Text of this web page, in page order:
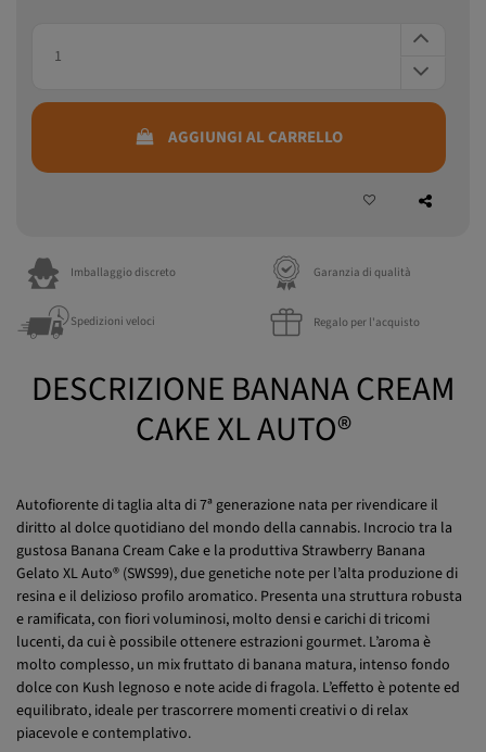
DESCRIZIONE BANANA CREAM
CAKE XL AUTO®
Autofiorente di taglia alta di 7ª generazione nata per rivendicare il
diritto al dolce quotidiano del mondo della cannabis. Incrocio tra la
gustosa Banana Cream Cake e la produttiva Strawberry Banana
Gelato XL Auto® (SWS99), due genetiche note per l’alta produzione di
resina e il delizioso profilo aromatico. Presenta una struttura robusta
e ramificata, con fiori voluminosi, molto densi e carichi di tricomi
lucenti, da cui è possibile ottenere estrazioni gourmet. L’aroma è
molto complesso, un mix fruttato di banana matura, intenso fondo
dolce con Kush legnoso e note acide di fragola. L’effetto è potente ed
equilibrato, ideale per trascorrere momenti creativi o di relax